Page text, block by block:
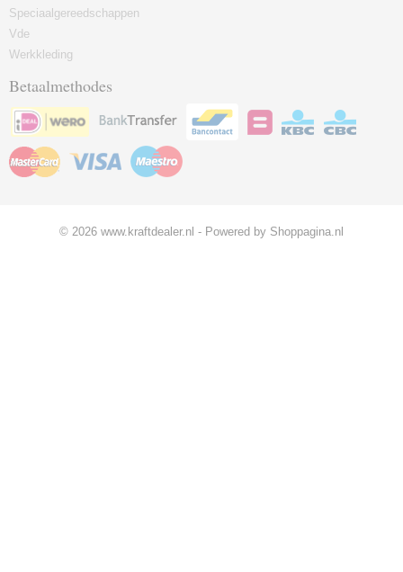
Speciaalgereedschappen
Vde
Werkkleding
Betaalmethodes
© 2026 www.kraftdealer.nl - Powered by Shoppagina.nl